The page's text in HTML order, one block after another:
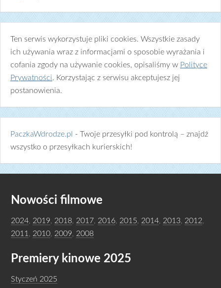
Ten serwis wykorzystuje pliki cookies. Wszystkie zasady
ich używania wraz z informacjami o sposobie wyrażania i
cofania zgody na używanie cookies, opisaliśmy w Polityce
Prywatności. Korzystając z serwisu akceptujesz jej
postanowienia.
PaczkaWdrodze.pl
- Twoje przesyłki pod kontrolą – znajdź
wszystko o przesyłkach kurierskich!
Nowości filmowe
2024 2019 2018 2017 2016 2015 2014 2013 2012
2011
2010 2009 2008
Premiery kinowe 2025
Styczeń 2025